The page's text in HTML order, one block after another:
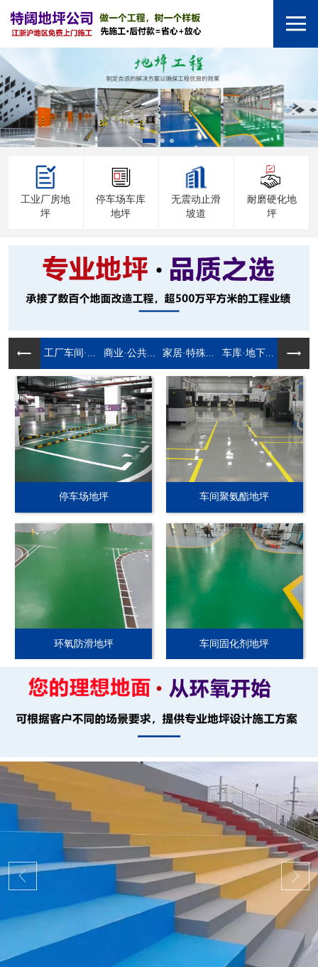
工业厂房地
坪
停车场车库
地坪
无震动止滑
坡道
耐磨硬化地
坪
工厂车间·... 商业·公共... 家居·特殊... 车库·地下...
停车场地坪 车间聚氨酯地坪
环氧防滑地坪 车间固化剂地坪